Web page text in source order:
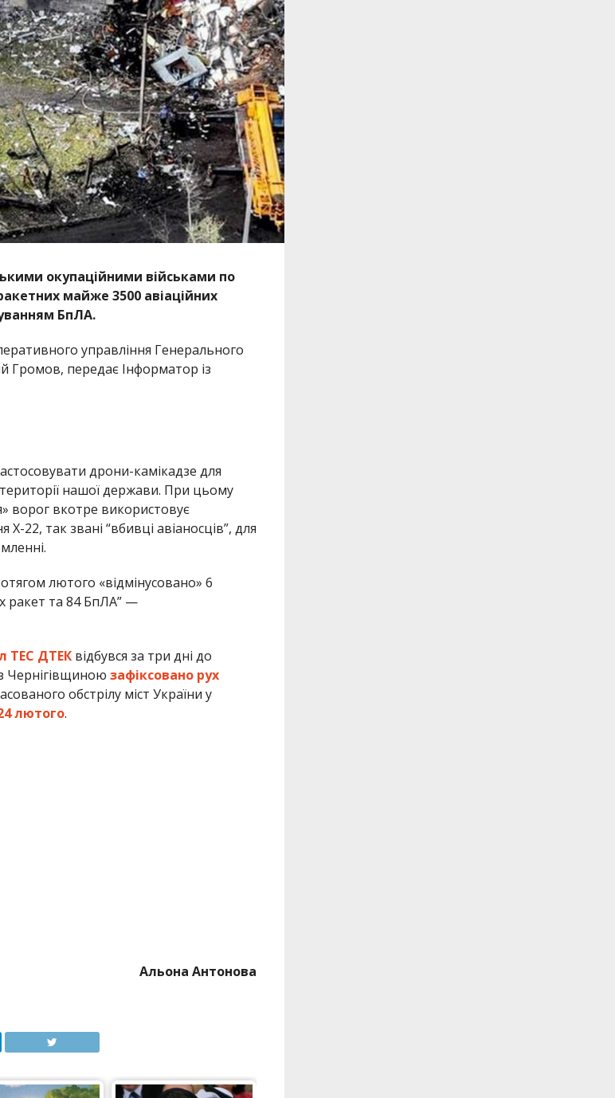
окупаційними військами по
майже 3500 авіаційних
БпЛА.
управління Генерального
Громов, передає Інформатор із
дрони-камікадзе для
території нашої держави. При цьому
ворог вкотре використовує
22, так звані “вбивці авіаносців”, для
лютого «відмінусовано» 6
ракет та 84 БпЛА” —
ТЕС ДТЕКвідбувся за три дні до
Чернігівщиною зафіксовано рух
обстрілу міст України у
лютого.